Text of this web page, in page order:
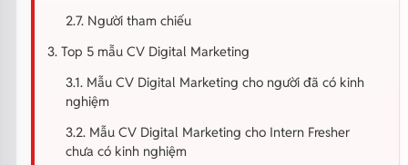
2.7. Người tham chiếu
3. Top 5 mẫu CV Digital Marketing
3.1. Mẫu CV Digital Marketing cho người đã có kinh
nghiệm
3.2. Mẫu CV Digital Marketing cho Intern Fresher
chưa có kinh nghiệm